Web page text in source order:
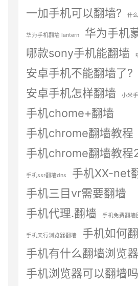
一加手机可以翻墙?
什
华为手机翻墙 lantern
华为手机
哪款sony手机能翻墙
安卓手机不能翻墙了?
安卓手机怎样翻墙
小米
手机chome+翻墙
手机chrome翻墙教程
手机chrome翻墙教程
手机ssr翻墙dns
手机XX-net
手机三目vr需要翻墙
手机代理.翻墙
手机免费翻墙
手机天行浏览器翻墙
手机如何
手机有什么翻墙浏览
手机浏览器可以翻墙吗